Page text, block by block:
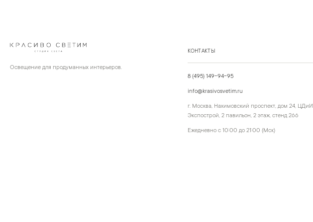
Освещение для продуманных интерьеров.
КОНТАКТЫ
8 (495) 149-94-95
info@krasivosvetim.ru
г. Москва, Нахимовский проспект, дом 24, ЦДиИ
Экспострой, 2 павильон, 2 этаж, стенд 266
Ежедневно с 10:00 до 21:00 (Мск)